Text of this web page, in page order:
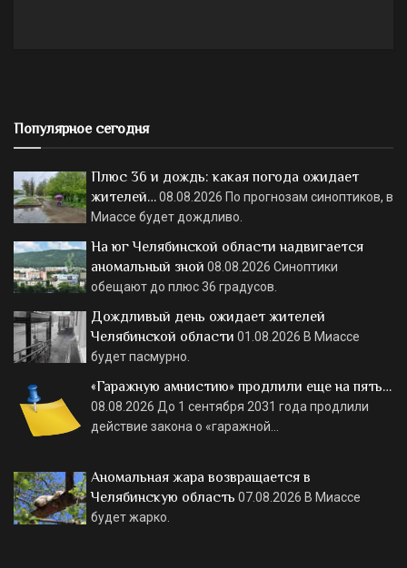
Популярное сегодня
Плюс 36 и дождь: какая погода ожидает
жителей…08.08.2026 По прогнозам синоптиков, в
Миассе будет дождливо.
На юг Челябинской области надвигается
аномальный зной 08.08.2026 Синоптики
обещают до плюс 36 градусов.
Дождливый день ожидает жителей
Челябинской области 01.08.2026 В Миассе
будет пасмурно.
«Гаражную амнистию» продлили еще на пять…
08.08.2026 До 1 сентября 2031 года продлили
действие закона о «гаражной…
Аномальная жара возвращается в
Челябинскую область 07.08.2026 В Миассе
будет жарко.